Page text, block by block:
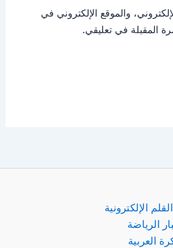
والموقع الإلكتروني في
المقبلة في تعليقي.
الإلكترونية
الرياضة
العربية